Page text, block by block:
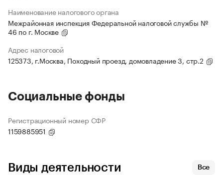
Наименование налогового органа
Межрайонная инспекция Федеральной налоговой службы №
46 по г. Москве
Адрес налоговой
125373, г.Москва, Походный проезд, домовладение 3, стр.2
Социальные фонды
Регистрационный номер СФР
1159885951
Виды деятельности Все